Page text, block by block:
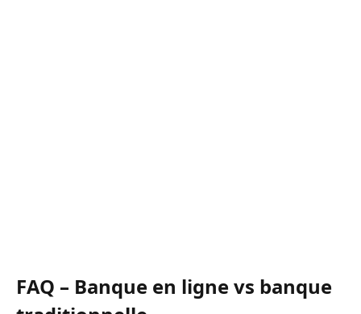
FAQ – Banque en ligne vs banque